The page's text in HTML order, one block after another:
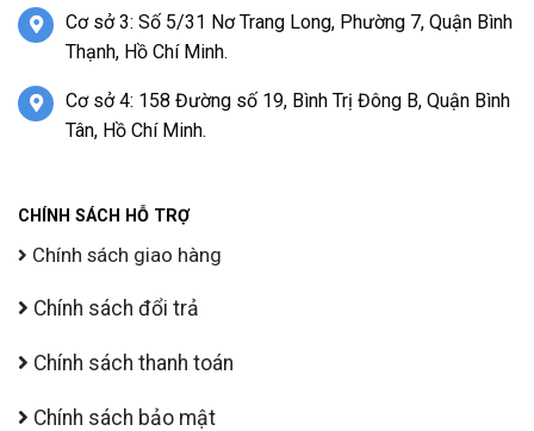
Cơ sở 3: Số 5/31 Nơ Trang Long, Phường 7, Quận Bình
Thạnh, Hồ Chí Minh.
Cơ sở 4: 158 Đường số 19, Bình Trị Đông B, Quận Bình
Tân, Hồ Chí Minh.
CHÍNH SÁCH HỖ TRỢ
Chính sách giao hàng
Chính sách đổi trả
Chính sách thanh toán
Chính sách bảo mật